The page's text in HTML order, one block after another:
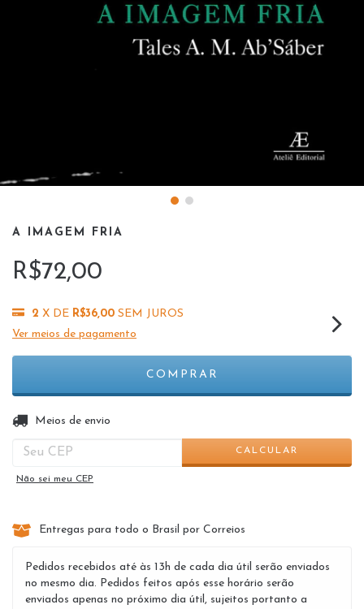
A IMAGEM FRIA
R$72,00
2 X DE R$36,00 SEM JUROS
Ver meios de pagamento
Entregas para o CEP:
Meios de envio
CALCULAR
Não sei meu CEP
Entregas para todo o Brasil por Correios
Pedidos recebidos até às 13h de cada dia útil serão enviados
no mesmo dia. Pedidos feitos após esse horário serão
enviados apenas no próximo dia útil, sujeitos portanto a